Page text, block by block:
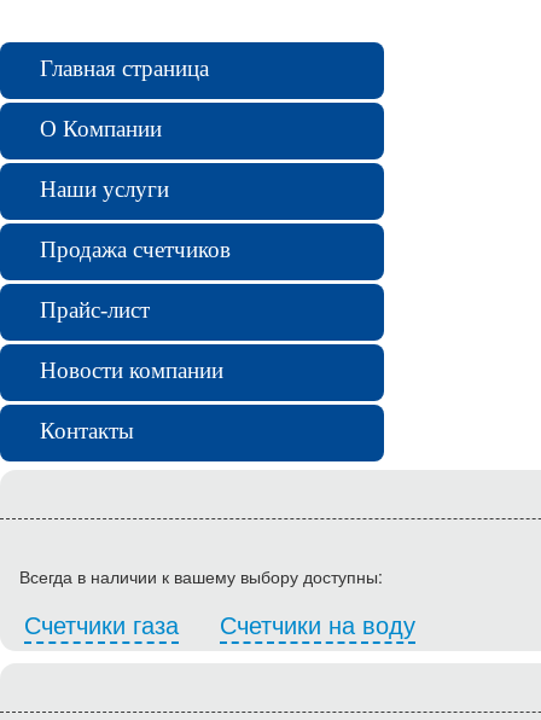
Главная страница
О Компании
Наши услуги
Продажа счетчиков
Прайс-лист
Новости компании
Контакты
Всегда в наличии к вашему выбору доступны:
Счетчики газа Счетчики на воду